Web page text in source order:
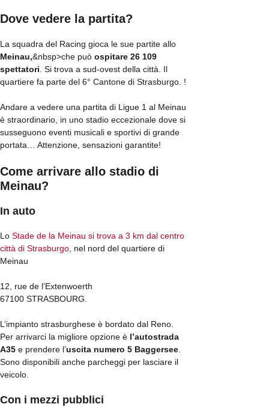
Dove vedere la partita?
La squadra del Racing gioca le sue partite allo
Meinau,&nbsp>che può ospitare 26 109
spettatori . Si trova a sud-ovest della città. Il
quartiere fa parte del 6° Cantone di Strasburgo. !
Andare a vedere una partita di Ligue 1 al Meinau
è straordinario, in uno stadio eccezionale dove si
susseguono eventi musicali e sportivi di grande
portata… Attenzione, sensazioni garantite!
Come arrivare allo stadio di
Meinau?
In auto
Lo Stade de la Meinau si trova a 3 km dal centro
città di Strasburgo , nel nord del quartiere di
Meinau
12, rue de l’Extenwoerth
67100 STRASBOURG.
L’impianto strasburghese è bordato dal Reno.
Per arrivarci la migliore opzione è l’autostrada
A35 e prendere l’uscita numero 5 Baggersee
Sono disponibili anche parcheggi per lasciare il
veicolo.
Con i mezzi pubblici